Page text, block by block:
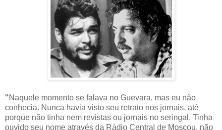
"Naquele momento se falava no Guevara, mas eu não
conhecia. Nunca havia visto seu retrato nos jornais, até
porque não tinha nem revistas ou jornais no seringal. Tinha
ouvido seu nome através da Rádio Central de Moscou, não